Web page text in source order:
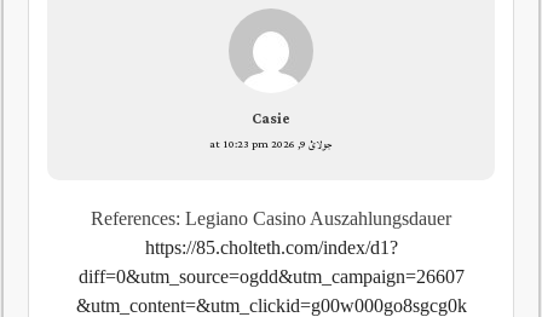
Casie
جولائ 9, 2026 at 10:23 pm
References: Legiano Casino Auszahlungsdauer
https://85.cholteth.com/index/d1?
diff=0&utm_source=ogdd&utm_campaign=26607
&utm_content=&utm_clickid=g00w000go8sgcg0k